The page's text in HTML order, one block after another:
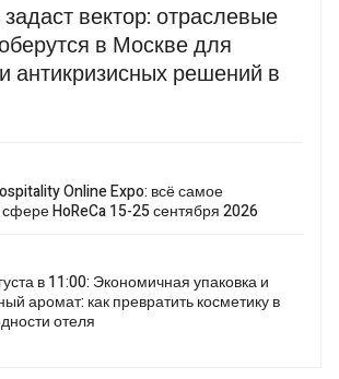
вектор: отраслевые
в Москве для
антикризисных решений в
Online Expo: всё самое
HoReCa 15-25 сентября 2026
в 11:00: Экономичная упаковка и
аромат: как превратить косметику в
отеля